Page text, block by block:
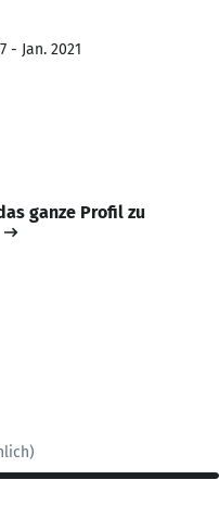
- Jan. 2021
ganze Profil zu